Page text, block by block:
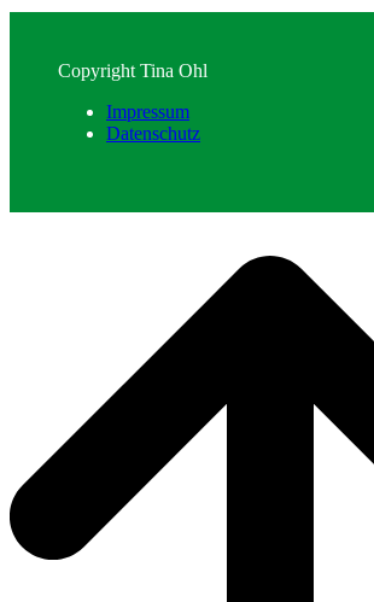
Copyright Tina Ohl
Impressum
Datenschutz